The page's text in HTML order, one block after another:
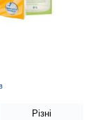
Різні